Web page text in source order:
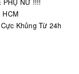
Khủng Từ 24h